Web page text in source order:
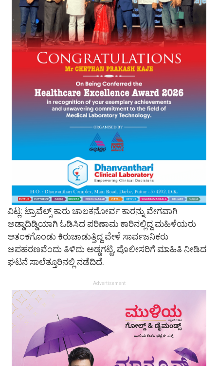
ವಿಟ್ಲ: ಟ್ರಾವೆಲ್ಸ್ ಕಾರು ಚಾಲಕನೋರ್ವ ಕಾರನ್ನು ವೇಗವಾಗಿ
ಅಡ್ಡಾದಿಡ್ಡಿಯಾಗಿ ಓಡಿಸಿದ ಪರಿಣಾಮ ಕಾರಿನಲ್ಲಿದ್ದ ಮಹಿಳೆಯರು
ಆತಂಕಗೊಂಡು ಕಿರುಚಾಡುತ್ತಿದ್ದ ವೇಳೆ ಸಾರ್ವಜನಿಕರು
ಅಪಹರಣವೆಂದು ತಿಳಿದು ಅಡ್ಡಗಟ್ಟಿ, ಪೊಲೀಸರಿಗೆ ಮಾಹಿತಿ ನೀಡಿದ
ಘಟನೆ ಸಾಲೆತ್ತೂರಿನಲ್ಲಿ ನಡೆದಿದೆ.
Advertisement